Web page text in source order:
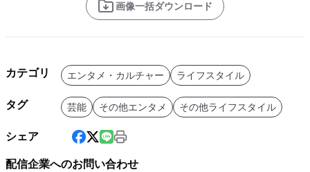
画像一括ダウンロード
カテゴリ エンタメ・カルチャー ライフスタイル
タグ 芸能 その他エンタメ その他ライフスタイル
シェア
配信企業へのお問い合わせ